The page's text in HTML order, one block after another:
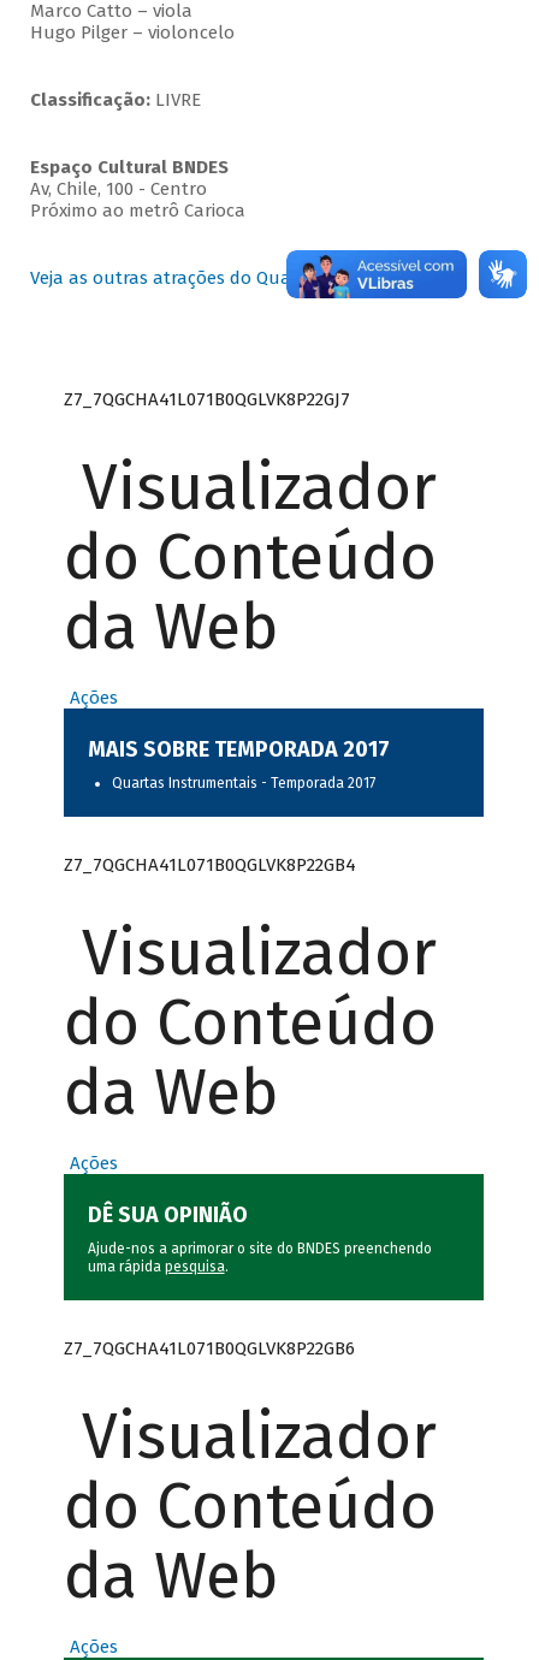
Marco Catto – viola
Hugo Pilger – violoncelo
Classificação:LIVRE
Espaço Cultural BNDES
Av, Chile, 100 - Centro
Próximo ao metrô Carioca
Veja as outras atrações do Quartas Instrumentais
Z7_7QGCHA41L071B0QGLVK8P22GJ7
Visualizador
do Conteúdo
da Web
Ações
MAIS SOBRE TEMPORADA 2017
Quartas Instrumentais - Temporada 2017
Z7_7QGCHA41L071B0QGLVK8P22GB4
Visualizador
do Conteúdo
da Web
Ações
DÊ SUA OPINIÃO
Ajude-nos a aprimorar o site do BNDES preenchendo
uma rápida pesquisa.
Z7_7QGCHA41L071B0QGLVK8P22GB6
Visualizador
do Conteúdo
da Web
Ações